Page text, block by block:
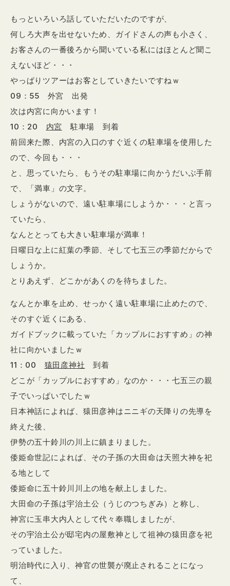
もっといろいろ話していただいたのですが、
何しろ大声を出せないため、ガイドさんの声も小さく、
お客さんの一番後ろから聞いている私にはほとんど聞こ
えないほど・・・
やっぱりツアーはお客としていきたいですねｗ
09：55 外宮 出発
次は内宮に向かいます！
10：20 内宮
駐車場 到着
前回来た際、内宮の入口のすぐ近くの駐車場を使用した
ので、今回も・・・
と、思っていたら、もうその駐車場に向かうだいぶ手前
で、「満車」の文字。
しょうがないので、遠い駐車場にしようか・・・と言っ
ていたら、
なんととっても大きい駐車場が満車！
日曜日な上に紅葉の季節、そして七五三の季節だからで
しょうか。
とりあえず、どこかがあくのを待ちました。
なんとか車を止め、せっかく遠い駐車場に止めたので、
そのすぐ近くにある、
ガイドブックに載っていた「カップルにおすすめ」の神
社に向かいましたｗ
11：00 猿田彦神社 到着
どこが「カップルにおすすめ」なのか・・・七五三の親
子でいっぱいでしたｗ
日本神話によれば、猿田彦神はニニギの天降りの先導を
終えた後、
伊勢の五十鈴川の川上に鎮まりました。
倭姫命世記によれば、その子孫の大田命は天照大神を祀
る地として
倭姫命に五十鈴川川上の地を献上しました。
大田命の子孫は宇治土公（うじのつちぎみ）と称し、
神宮に玉串大内人として代々奉職しましたが、
その宇治土公が邸宅内の屋敷神として祖神の猿田彦を祀
っていました。
明治時代に入り、神官の世襲が廃止されることになっ
て、